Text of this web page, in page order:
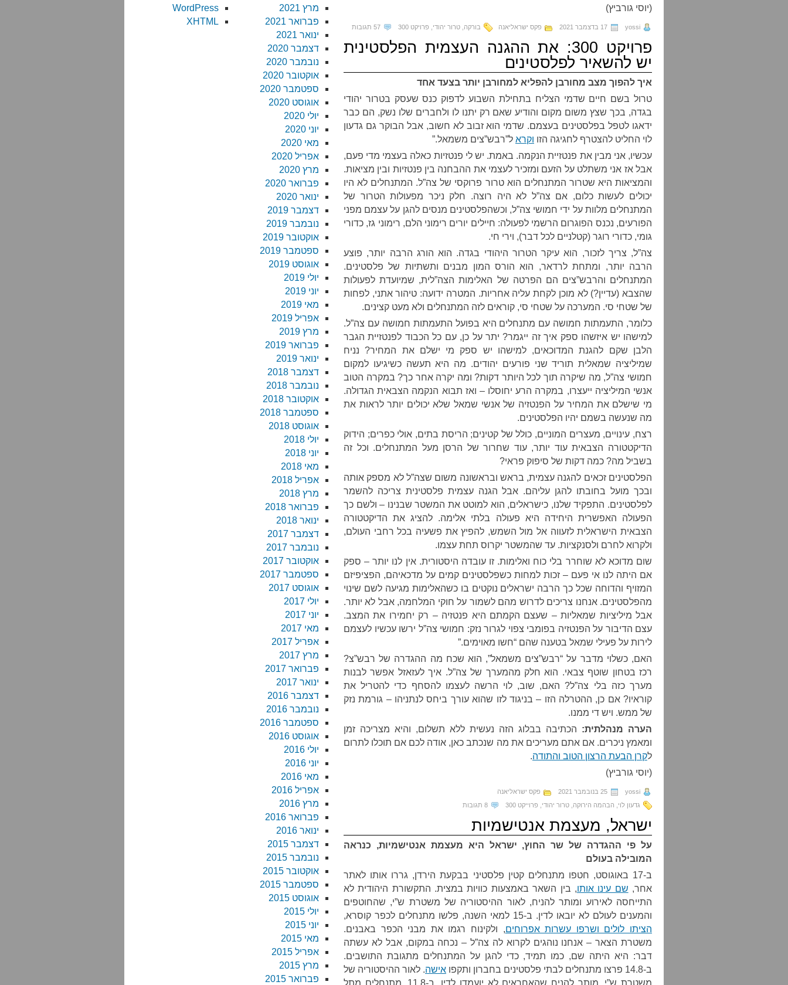
(יוסי גורביץ)
yossi 17 בדצמבר 2021 פקס ישראליאנה בורקה טרור יהודי פרויקט 300 57 תגובות
פרויקט 300: את ההגנה העצמית הפלסטינית
יש להשאיר לפלסטינים
איך להפוך מצב מחורבן להפליא למחורבן יותר בצעד אחד
טרול בשם חיים שדמי הצליח בתחילת השבוע לדפוק כנס שעסק בטרור יהודי
בגדה, בכך שצץ משום מקום והודיע שאם רק יתנו לו ולחברים שלו נשק, הם כבר
ידאגו לטפל בפלסטינים בעצמם. שדמי הוא זבוב לא חשוב, אבל הבוקר גם גדעון
לוי החליט להצטרף לחגיגה הזו וקרא ל”רבש”צים משמאל.”
עכשיו, אני מבין את פנטזיית הנקמה. באמת. יש לי פנטזיות כאלה בעצמי מדי פעם,
אבל אז אני משתלט על הזעם ומזכיר לעצמי את ההבחנה בין פנטזיות ובין מציאות.
והמציאות היא שטרור המתנחלים הוא טרור פרוקסי של צה”ל. המתנחלים לא היו
יכולים לעשות כלום, אם צה”ל לא היה רוצה. חלק ניכר מפעולות הטרור של
המתנחלים מלוות על ידי חמושי צה”ל, וכשהפלסטינים מנסים להגן על עצמם מפני
הפורעים, נכנס הפוגרום הרשמי לפעולה: חיילים יורים רימוני הלם, רימוני גז, כדורי
גומי, כדורי רוגר (קטלניים לכל דבר), וירי חי.
צה”ל, צריך לזכור, הוא עיקר הטרור היהודי בגדה. הוא הורג הרבה יותר, פוצע
הרבה יותר, ומתחת לרדאר, הוא הורס המון מבנים ותשתיות של פלסטינים.
המתנחלים והרבש”צים הם הפרטה של האלימות הצה”לית, שמיועדת לפעולות
שהצבא (עדיין?) לא מוכן לקחת עליה אחריות. המטרה ידועה: טיהור אתני, לפחות
של שטחי סי. המערכה על שטחי סי, קוראים לזה המתנחלים ולא מעט קצינים.
כלומר, התעמתות חמושה עם מתנחלים היא בפועל התעמתות חמושה עם צה”ל.
למישהו יש איזשהו ספק איך זה ייגמר? יתר על כן, עם כל הכבוד לפנטזיית הגבר
הלבן שקם להגנת המדוכאים, למישהו יש ספק מי ישלם את המחיר? נניח
שמיליציה שמאלית תוריד שני פורעים יהודים. מה היא תעשה כשיגיעו למקום
חמושי צה”ל, מה שיקרה תוך לכל היותר דקות? ומה יקרה אחר כך? במקרה הטוב
אנשי המיליציה ייעצרו, במקרה הרע יחוסלו – ואז תבוא הנקמה הצבאית הגדולה.
מי שישלם את המחיר על הפנטזיה של אנשי שמאל שלא יכולים יותר לראות את
מה שנעשה בשמם יהיו הפלסטינים.
רצח, עינויים, מעצרים המוניים, כולל של קטינים; הריסת בתים, אולי כפרים; הידוק
הדיקטטורה הצבאית עוד יותר, עוד שחרור של הרסן מעל המתנחלים. וכל זה
בשביל מה? כמה דקות של סיפוק פראי?
הפלסטינים זכאים להגנה עצמית, בראש ובראשונה משום שצה”ל לא מספק אותה
ובכך מועל בחובתו להגן עליהם. אבל הגנה עצמית פלסטינית צריכה להשמר
לפלסטינים. התפקיד שלנו, כישראלים, הוא למוטט את המשטר שבנינו – ולשם כך
הפעולה האפשרית היחידה היא פעולה בלתי אלימה. להציג את הדיקטטורה
הצבאית הישראלית לזעווה אל מול השמש, להפיץ את פשעיה בכל רחבי העולם,
ולקרוא לחרם ולסנקציות. עד שהמשטר יקרוס תחת עצמו.
שום מדוכא לא שוחרר בלי כוח ואלימות. זו עובדה היסטורית. אין לנו יותר – ספק
אם היתה לנו אי פעם – זכות למחות כשפלסטינים קמים על מדכאיהם, הפציפיזם
המזויף והדוחה שכל כך הרבה ישראלים נוקטים בו כשהאלימות מגיעה לשם שינוי
מהפלסטינים. אנחנו צריכים לדרוש מהם לשמור על חוקי המלחמה, אבל לא יותר.
אבל מיליציות שמאליות – שעצם הקמתם היא פנטזיה – רק יחמירו את המצב.
עצם הדיבור על הפנטזיה בפומבי צפוי לגרור נזק: חמושי צה”ל ירשו עכשיו לעצמם
לירות על פעילי שמאל בטענה שהם “חשו מאוימים.”
האם, כשלוי מדבר על “רבש”צים משמאל”, הוא שכח מה ההגדרה של רבש”צ?
רכז בטחון שוטף צבאי. הוא חלק מהמערך של צה”ל. איך לעזאזל אפשר לבנות
מערך כזה בלי צה”ל? האם, שוב, לוי הרשה לעצמו להסחף כדי להטריל את
קוראיו? אם כן, ההטרלה הזו – בניגוד לזו שהוא עורך ביחס לנתניהו – גורמת נזק
של ממש. ויש די ממנו.
הערה מנהלתית: הכתיבה בבלוג הזה נעשית ללא תשלום, והיא מצריכה זמן
ומאמץ ניכרים. אם אתם מעריכים את מה שנכתב כאן, אודה לכם אם תוכלו לתרום
לקרן הבעת הרצון הטוב והתודה.
(יוסי גורביץ)
yossi 25 בנובמבר 2021
פקס ישראליאנה
גדעון לוי
הבהמה הירוקה טרור יהודי פרוייקט 300 8 תגובות
ישראל, מעצמת אנטישמיות
על פי ההגדרה של שר החוץ, ישראל היא מעצמת אנטישמיות, כנראה
המובילה בעולם
ב-17 באוגוסט, חטפו מתנחלים קטין פלסטיני בבקעת הירדן, גררו אותו לאתר
אחר, שם עינו אותו, בין השאר באמצעות כוויות במצית. התקשורת היהודית לא
התייחסה לאירוע ומותר להניח, לאור ההיסטוריה של משטרת ש”י, שהחוטפים
והמענים לעולם לא יובאו לדין. ב-15 למאי השנה, פלשו מתנחלים לכפר קוסרא,
הציתו לולים ושרפו עשרות אפרוחים, ולקינוח רגמו את מבני הכפר באבנים.
משטרת הצאר – אנחנו נוהגים לקרוא לה צה”ל – נכחה במקום, אבל לא עשתה
דבר: היא היתה שם, כמו תמיד, כדי להגן על המתנחלים מתגובת התושבים.
ב-14.8 פרצו מתנחלים לבתי פלסטינים בחברון ותקפו
אישה. לאור ההיסטוריה של
משטרת ש”י, מותר להניח שהאחראים לא יועמדו לדין. ב-11.8, מתנחלים מתל
מרץ 2021
פברואר 2021
ינואר 2021
דצמבר 2020
נובמבר 2020
אוקטובר 2020
ספטמבר 2020
אוגוסט 2020
יולי 2020
יוני 2020
מאי 2020
אפריל 2020
מרץ 2020
פברואר 2020
ינואר 2020
דצמבר 2019
נובמבר 2019
אוקטובר 2019
ספטמבר 2019
אוגוסט 2019
יולי 2019
יוני 2019
מאי 2019
אפריל 2019
מרץ 2019
פברואר 2019
ינואר 2019
דצמבר 2018
נובמבר 2018
אוקטובר 2018
ספטמבר 2018
אוגוסט 2018
יולי 2018
יוני 2018
מאי 2018
אפריל 2018
מרץ 2018
פברואר 2018
ינואר 2018
דצמבר 2017
נובמבר 2017
אוקטובר 2017
ספטמבר 2017
אוגוסט 2017
יולי 2017
יוני 2017
מאי 2017
אפריל 2017
מרץ 2017
פברואר 2017
ינואר 2017
דצמבר 2016
נובמבר 2016
ספטמבר 2016
אוגוסט 2016
יולי 2016
יוני 2016
מאי 2016
אפריל 2016
מרץ 2016
פברואר 2016
ינואר 2016
דצמבר 2015
נובמבר 2015
אוקטובר 2015
ספטמבר 2015
אוגוסט 2015
יולי 2015
יוני 2015
מאי 2015
אפריל 2015
מרץ 2015
פברואר 2015
WordPress
XHTML